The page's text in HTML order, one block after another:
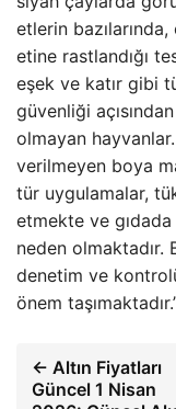
etlerin
etine rastlandığı
eşek ve katır gibi
güvenliği
olmayan
verilmeyen boya
tür uygulamalar,
etmekte ve gıdada
neden olmaktadır.
denetim ve
önem
← Altın Fiyatları
Güncel 1 Nisan